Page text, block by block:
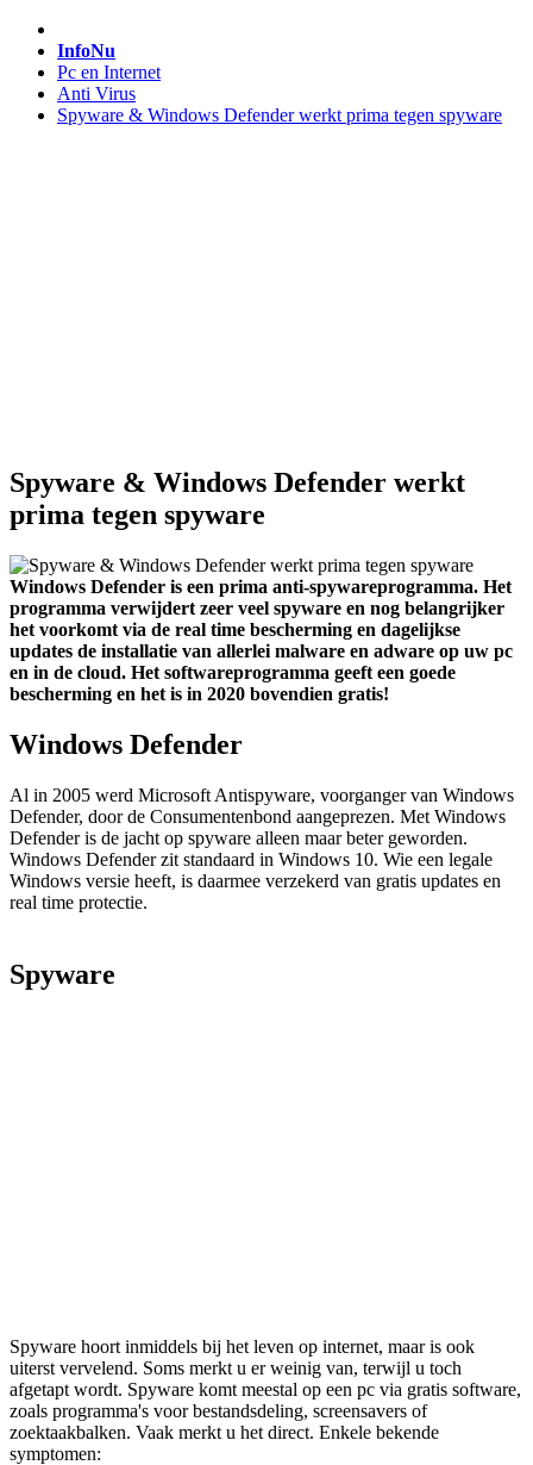
InfoNu
Pc en Internet
Anti Virus
Spyware & Windows Defender werkt prima tegen spyware
Spyware & Windows Defender werkt
prima tegen spyware
Windows Defender is een prima anti-spywareprogramma. Het
programma verwijdert zeer veel spyware en nog belangrijker
het voorkomt via de real time bescherming en dagelijkse
updates de installatie van allerlei malware en adware op uw pc
en in de cloud. Het softwareprogramma geeft een goede
bescherming en het is in 2020 bovendien gratis!
Windows Defender
Al in 2005 werd Microsoft Antispyware, voorganger van Windows
Defender, door de Consumentenbond aangeprezen. Met Windows
Defender is de jacht op spyware alleen maar beter geworden.
Windows Defender zit standaard in Windows 10. Wie een legale
Windows versie heeft, is daarmee verzekerd van gratis updates en
real time protectie.
Spyware
Spyware hoort inmiddels bij het leven op internet, maar is ook
uiterst vervelend. Soms merkt u er weinig van, terwijl u toch
afgetapt wordt. Spyware komt meestal op een pc via gratis software,
zoals programma's voor bestandsdeling, screensavers of
zoektaakbalken. Vaak merkt u het direct. Enkele bekende
symptomen: